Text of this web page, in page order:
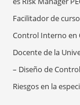
Facilitador de
Control Interno en
Docente de la
– Diseño de
Riesgos en la